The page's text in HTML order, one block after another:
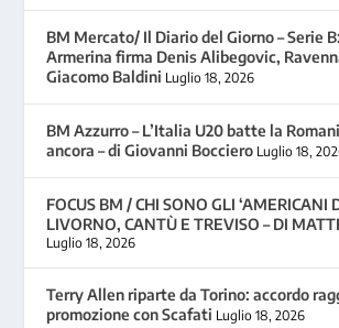
BM Mercato/ Il Diario del Giorno – Serie
Armerina firma Denis Alibegovic,
Giacomo Baldini Luglio 18, 2026
BM Azzurro – L’Italia U20 batte la
ancora – di Giovanni Bocciero Luglio 18,
FOCUS BM / CHI SONO GLI ‘AMERICANI
LIVORNO, CANTÙ E TREVISO – DI
Luglio 18, 2026
Terry Allen riparte da Torino: accordo
promozione con Scafati Luglio 18, 2026